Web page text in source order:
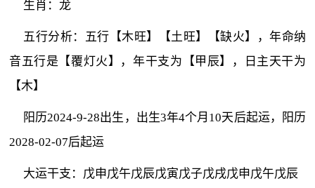
生肖：龙
五行分析：五行【木旺】【土旺】【缺火】，年命纳
音五行是【覆灯火】，年干支为【甲辰】，日主天干为
【木】
阳历2024-9-28出生，出生3年4个月10天后起运，阳历
2028-02-07后起运
大运干支：戊申戊午戊辰戊寅戊子戊戌戊申戊午戊辰